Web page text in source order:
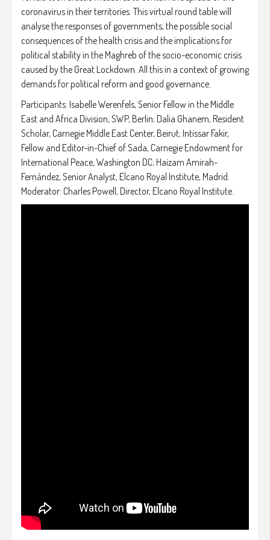
coronavirus in their territories.This virtual round table will
analyse the responses of governments, the possible social
consequences of the health crisis and the implications for
political stability in the Maghreb of the socio-economic crisis
caused by the Great Lockdown. All this in a context of growing
demands for political reform and good governance.
Participants: Isabelle Werenfels, Senior Fellow in the Middle
East and Africa Division, SWP, Berlin; Dalia Ghanem, Resident
Scholar, Carnegie Middle East Center, Beirut; Intissar Fakir,
Fellow and Editor-in-Chief of Sada, Carnegie Endowment for
International Peace, Washington DC; Haizam Amirah-
Fernández, Senior Analyst, Elcano Royal Institute, Madrid.
Moderator: Charles Powell, Director, Elcano Royal Institute.